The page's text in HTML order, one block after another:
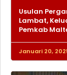
Usulan
Lambat,
Pemkab
Januari 20,